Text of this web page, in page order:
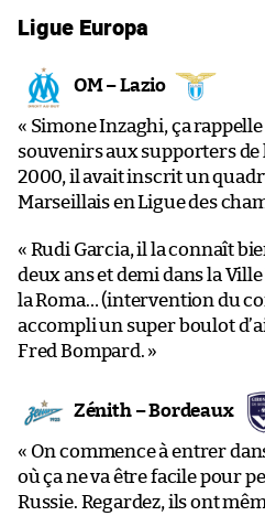
Ligue Europa
OM – Lazio
« Simone Inzaghi, ça
souvenirs aux supporters de
2000, il avait inscrit un
Marseillais en Ligue des
« Rudi Garcia, il la connaît
deux ans et demi dans la
la Roma… (intervention du
accompli un super boulot
Fred Bompard. »
Zénith – Bordeaux
« On commence à entrer
où ça ne va être facile pour
Russie. Regardez, ils ont